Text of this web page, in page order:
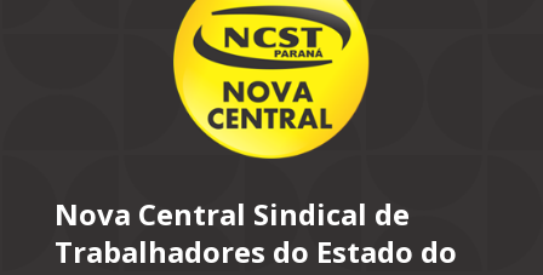
Nova Central Sindical de
Trabalhadores do Estado do